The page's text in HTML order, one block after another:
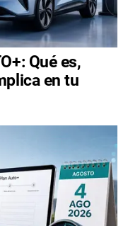
Qué es,
en tu